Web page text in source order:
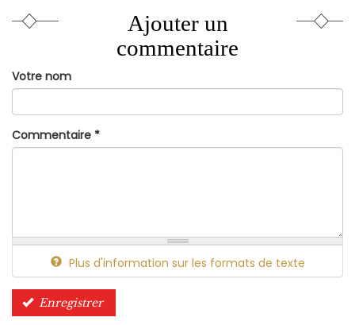
Ajouter un
commentaire
Votre nom
Commentaire *
Plus d'information sur les formats de texte
Enregistrer